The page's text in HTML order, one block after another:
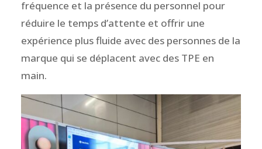
fréquence et la présence du personnel pour
réduire le temps d’attente et offrir une
expérience plus fluide avec des personnes de la
marque qui se déplacent avec des TPE en
main.